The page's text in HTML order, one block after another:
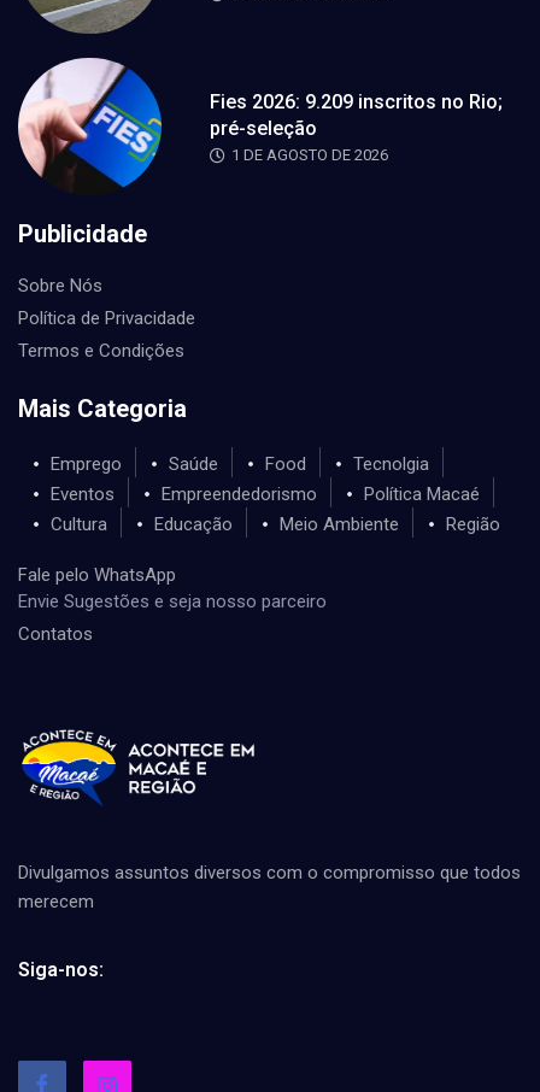
Fies 2026: 9.209 inscritos no Rio;
pré-seleção
1 DE AGOSTO DE 2026
Publicidade
Sobre Nós
Política de Privacidade
Termos e Condições
Mais Categoria
Emprego Saúde Food
Tecnolgia
Eventos
Empreendedorismo
Política Macaé
Cultura
Educação Meio Ambiente Região
Fale pelo WhatsApp
Envie Sugestões e seja nosso parceiro
Contatos
Divulgamos assuntos diversos com o compromisso que todos
merecem
Siga-nos: